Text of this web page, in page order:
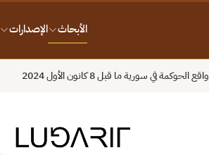
الأبحاث الإصدارات
واقع الحوكمة في سورية ما قبل 8 كانون الأول 2024